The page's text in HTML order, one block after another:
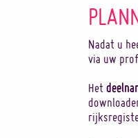
Nadat u
via uw
Het